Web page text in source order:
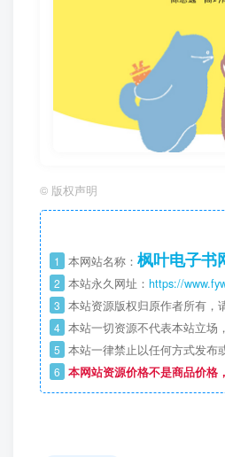
© 版权声明
1 本网站名称： 枫叶电子书
2 本站永久网址： https://
3 本站资源版权归原作者所有，
4 本站一切资源不代表本站立场
5 本站一律禁止以任何方式发布
6 本网站资源价格不是商品价格